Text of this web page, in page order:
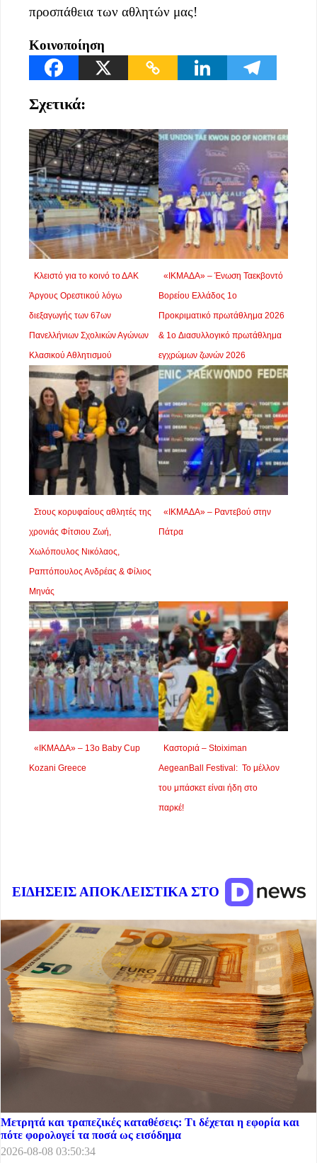
προσπάθεια των αθλητών μας!
Κοινοποίηση
Σχετικά:
Κλειστό για το κοινό το ΔΑΚ
Άργους Ορεστικού λόγω
διεξαγωγής των 67ων
Πανελλήνιων Σχολικών Αγώνων
Κλασικού Αθλητισμού
«ΙΚΜΑΔΑ» – Ένωση Ταεκβοντό
Βορείου Ελλάδος 1o
Προκριματικό πρωτάθλημα 2026
& 1o Διασυλλογικό πρωτάθλημα
εγχρώμων ζωνών 2026
Στους κορυφαίους αθλητές της
χρονιάς Φίτσιου Ζωή,
Χωλόπουλος Νικόλαος,
Ραπτόπουλος Ανδρέας & Φίλιος
Μηνάς
«ΙΚΜΑΔΑ» – Ραντεβού στην
Πάτρα
«ΙΚΜΑΔΑ» – 13ο Baby Cup
Kozani Greece
Καστοριά – Stoiximan
AegeanBall Festival: Το μέλλον
του μπάσκετ είναι ήδη στο
παρκέ!
ΕΙΔΗΣΕΙΣ ΑΠΟΚΛΕΙΣΤΙΚΑ ΣΤΟ
Μετρητά και τραπεζικές καταθέσεις: Τι δέχεται η εφορία και
πότε φορολογεί τα ποσά ως εισόδημα
2026-08-08 03:50:34